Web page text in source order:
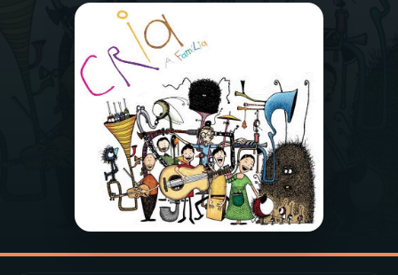
PROGRAMAÇÃO
PROGRAMAS
PODCASTS
VIDEOCASTS
07ÚLTIMAS